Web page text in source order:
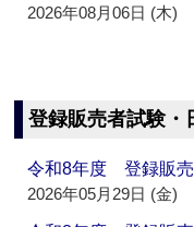
2026年08月06日 (木)
登録販売者試験・
令和8年度 登録販
2026年05月29日 (金)